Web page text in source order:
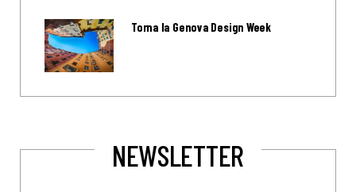
Torna la Genova Design Week
NEWSLETTER